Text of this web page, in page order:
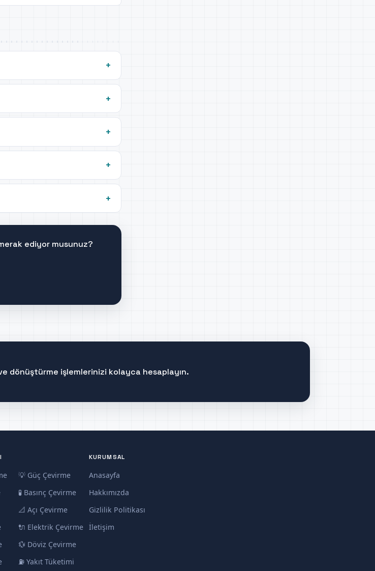
ediyor musunuz?
dönüştürme işlemlerinizi kolayca hesaplayın.
💡 Güç Çevirme
🧪 Basınç Çevirme
📐 Açı Çevirme
🔌 Elektrik Çevirme
💱 Döviz Çevirme
⛽ Yakıt Tüketimi
KURUMSAL
Anasayfa
Hakkımızda
Gizlilik Politikası
İletişim